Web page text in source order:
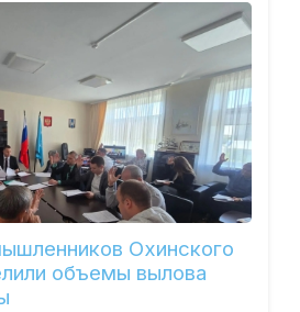
Охинского
объемы вылова